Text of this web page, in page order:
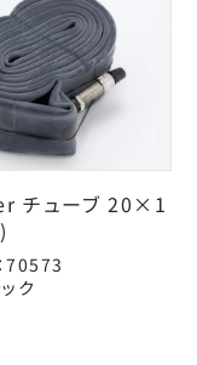
具
速・外装
ミカル
イト・反射板
ナソニックサイクルテ
ク
ニコ
工業
工業
本反射器工業
げーる
チューブ 20×1
70573
ク